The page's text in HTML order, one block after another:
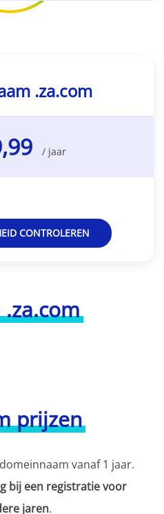
.za.com
/ jaar
CONTROLEREN
prijzen
vanaf 1 jaar.
bij een registratie voor
jaren.